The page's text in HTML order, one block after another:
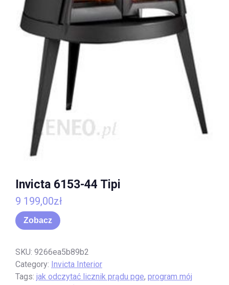
Invicta 6153-44 Tipi
9 199,00zł
Zobacz
SKU: 9266ea5b89b2
Category: Invicta Interior
Tags: jak odczytać licznik prądu pge, program mój